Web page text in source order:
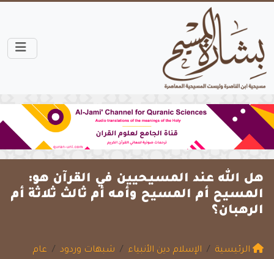
هل الله عند المسيحيين في القرآن هو:
المسيح أم المسيح وأمه أم ثالث ثلاثة أم
الرهبان؟
الرئيسية الإسلام دين الأنبياء شبهات وردود
عام